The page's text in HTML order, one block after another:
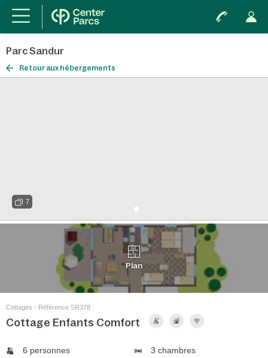
Parc Sandur
Retour aux hébergements
7
Plan
Cottages - Référence SR378
Cottage Enfants Comfort
6 personnes
3 chambres